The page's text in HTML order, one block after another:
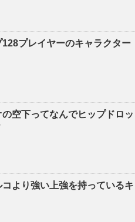
128プレイヤーのキャラクター
の空下ってなんでヒップドロッ
コより強い上強を持っているキ